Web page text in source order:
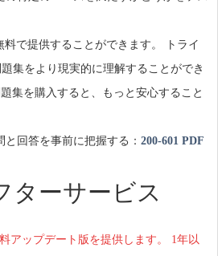
料で提供することができます。 トライ
集をより現実的に理解することができ
集を購入すると、もっと安心すること
と回答を事前に把握する： 200-601 PDF
ターサービス
アップデート版を提供します。 1年以